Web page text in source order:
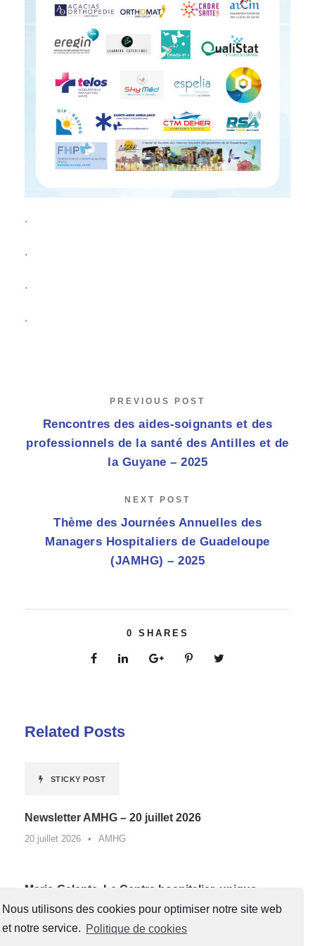
Nous utilisons des cookies pour optimiser notre site web
et notre service. Politique de cookies
.
.
.
.
PREVIOUS POST
Rencontres des aides-soignants et des
professionnels de la santé des Antilles et de
la Guyane – 2025
NEXT POST
Thème des Journées Annuelles des
Managers Hospitaliers de Guadeloupe
(JAMHG) – 2025
0 SHARES
Related Posts
STICKY POST
Newsletter AMHG – 20 juillet 2026
20 juillet 2026 • AMHG
Marie-Galante. Le Centre hospitalier, unique
lauréat de Guadeloupe d’un appel à projets
national contre la sédentarité au travail*
AMHG